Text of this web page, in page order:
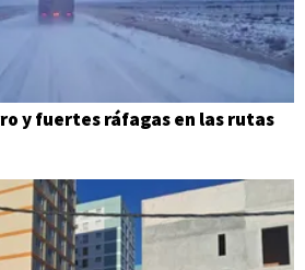
y fuertes ráfagas en las rutas